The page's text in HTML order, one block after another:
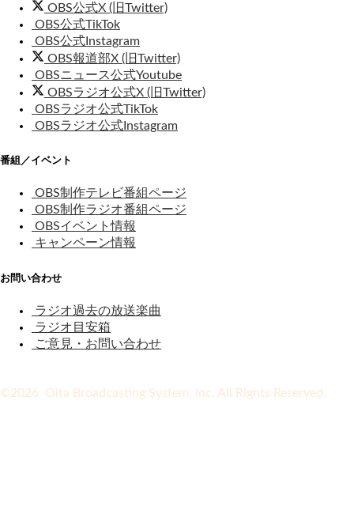
OBS公式X (旧Twitter)
OBS公式TikTok
OBS公式Instagram
OBS報道部X (旧Twitter)
OBSニュース公式Youtube
OBSラジオ公式X (旧Twitter)
OBSラジオ公式TikTok
OBSラジオ公式Instagram
番組／イベント
OBS制作テレビ番組ページ
OBS制作ラジオ番組ページ
OBSイベント情報
キャンペーン情報
お問い合わせ
ラジオ過去の放送楽曲
ラジオ目安箱
ご意見・お問い合わせ
©2026 Oita Broadcasting System, Inc. All Rights Reserved.